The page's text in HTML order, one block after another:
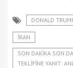
DONALD
İRAN
SON DAKIKA SON
TEKLIFINE YANIT: